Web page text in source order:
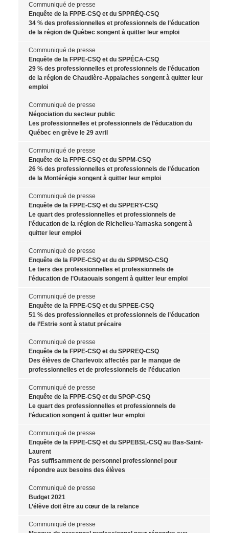
Communiqué de presse
Enquête de la FPPE-CSQ et du SPPRÉQ-CSQ
34 % des professionnelles et professionnels de l’éducation
de la région de Québec songent à quitter leur emploi
Communiqué de presse
Enquête de la FPPE-CSQ et du SPPÉCA-CSQ
29 % des professionnelles et professionnels de l’éducation
de la région de Chaudière-Appalaches songent à quitter leur
emploi
Communiqué de presse
Négociation du secteur public
Les professionnelles et professionnels de l’éducation du
Québec en grève le 29 avril
Communiqué de presse
Enquête de la FPPE-CSQ et du SPPM-CSQ
26 % des professionnelles et professionnels de l’éducation
de la Montérégie songent à quitter leur emploi
Communiqué de presse
Enquête de la FPPE-CSQ et du SPPERY-CSQ
Le quart des professionnelles et professionnels de
l’éducation de la région de Richelieu-Yamaska songent à
quitter leur emploi
Communiqué de presse
Enquête de la FPPE-CSQ et du du SPPMSO-CSQ
Le tiers des professionnelles et professionnels de
l’éducation de l’Outaouais songent à quitter leur emploi
Communiqué de presse
Enquête de la FPPE-CSQ et du SPPEE-CSQ
51 % des professionnelles et professionnels de l’éducation
de l’Estrie sont à statut précaire
Communiqué de presse
Enquête de la FPPE-CSQ et du SPPREQ-CSQ
Des élèves de Charlevoix affectés par le manque de
professionnelles et de professionnels de l’éducation
Communiqué de presse
Enquête de la FPPE-CSQ et du SPGP-CSQ
Le quart des professionnelles et professionnels de
l’éducation songent à quitter leur emploi
Communiqué de presse
Enquête de la FPPE-CSQ et du SPPEBSL-CSQ au Bas-Saint-
Laurent
Pas suffisamment de personnel professionnel pour
répondre aux besoins des élèves
Communiqué de presse
Budget 2021
L’élève doit être au cœur de la relance
Communiqué de presse